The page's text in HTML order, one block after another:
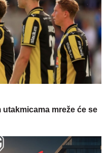
utakmicama mreže će se